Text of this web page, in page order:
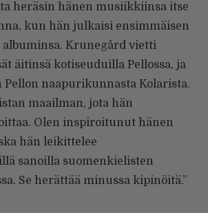
heräsin hänen musiikkiinsa itse
kun hän julkaisi ensimmäisen
Krunegård vietti
äitinsä kotiseuduilla Pellossa, ja
Pellon naapurikunnasta Kolarista.
maailman, jota hän
Olen inspiroitunut hänen
hän leikittelee
sanoilla suomenkielisten
Se herättää minussa kipinöitä.”